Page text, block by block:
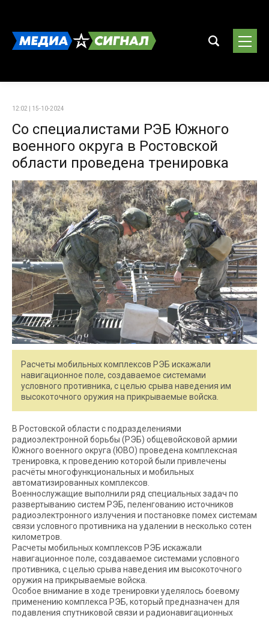
12:02 | 15-10-2024
Со специалистами РЭБ Южного
военного округа в Ростовской
области проведена тренировка
Расчеты мобильных комплексов РЭБ искажали
навигационное поле, создаваемое системами
условного противника, с целью срыва наведения им
высокоточного оружия на прикрываемые войска.
В Ростовской области с подразделениями
радиоэлектронной борьбы (РЭБ) общевойсковой армии
Южного военного округа (ЮВО) проведена комплексная
тренировка, к проведению которой были привлечены
расчёты многофункциональных и мобильных
автоматизированных комплексов.
Военнослужащие выполнили ряд специальных задач по
развертыванию систем РЭБ, пеленгованию источников
радиоэлектронного излучения и постановке помех системам
связи условного противника на удалении в несколько сотен
километров.
Расчеты мобильных комплексов РЭБ искажали
навигационное поле, создаваемое системами условного
противника, с целью срыва наведения им высокоточного
оружия на прикрываемые войска.
Особое внимание в ходе тренировки уделялось боевому
применению комплекса РЭБ, который предназначен для
подавления спутниковой связи и радионавигационных